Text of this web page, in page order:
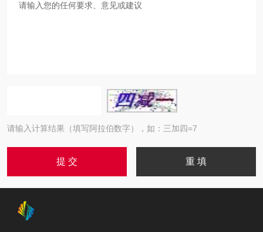
请输入计算结果（填写阿拉伯数字），如：三加四=7